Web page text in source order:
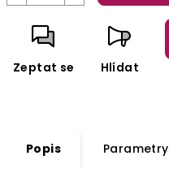
Zeptat se Hlídat
Popis Parametry